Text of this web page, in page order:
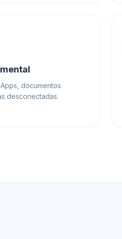
documentos
desconectadas.